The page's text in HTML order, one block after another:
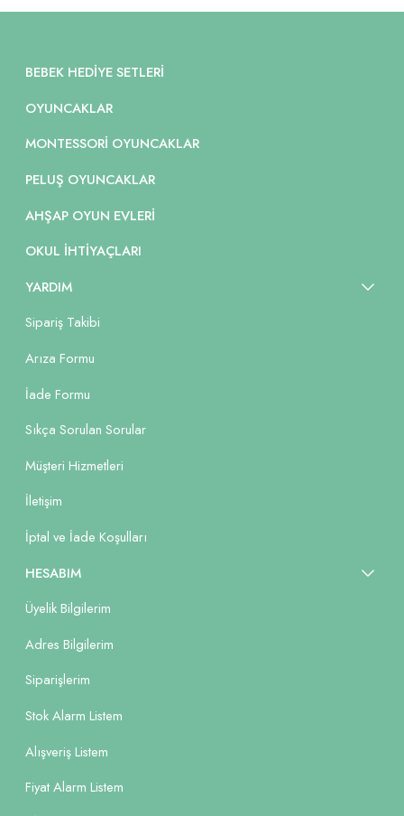
BEBEK HEDIYE SETLERI
OYUNCAKLAR
MONTESSORI OYUNCAKLAR
PELUŞ OYUNCAKLAR
AHŞAP OYUN EVLERI
OKUL İHTIYAÇLARI
YARDIM
Sipariş Takibi
Arıza Formu
İade Formu
Sıkça Sorulan Sorular
Müşteri Hizmetleri
İletişim
İptal ve İade Koşulları
HESABIM
Üyelik Bilgilerim
Adres Bilgilerim
Siparişlerim
Stok Alarm Listem
Alışveriş Listem
Fiyat Alarm Listem